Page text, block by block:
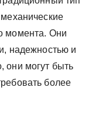
момента. Они
надежностью и
они могут быть
более